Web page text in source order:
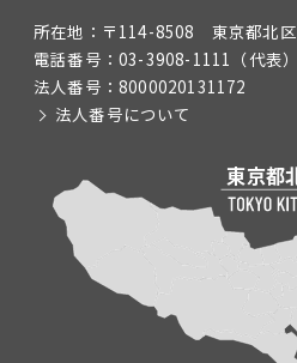
所在地： 〒114-8508 東京都北
電話番号： 03-3908-1111 （代表）
法人番号： 8000020131172
法人番号について